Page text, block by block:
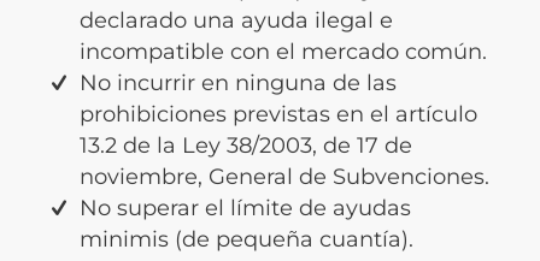
declarado una ayuda ilegal e
incompatible con el mercado común.
No incurrir en ninguna de las
prohibiciones previstas en el artículo
13.2 de la Ley 38/2003, de 17 de
noviembre, General de Subvenciones.
No superar el límite de ayudas
minimis (de pequeña cuantía).